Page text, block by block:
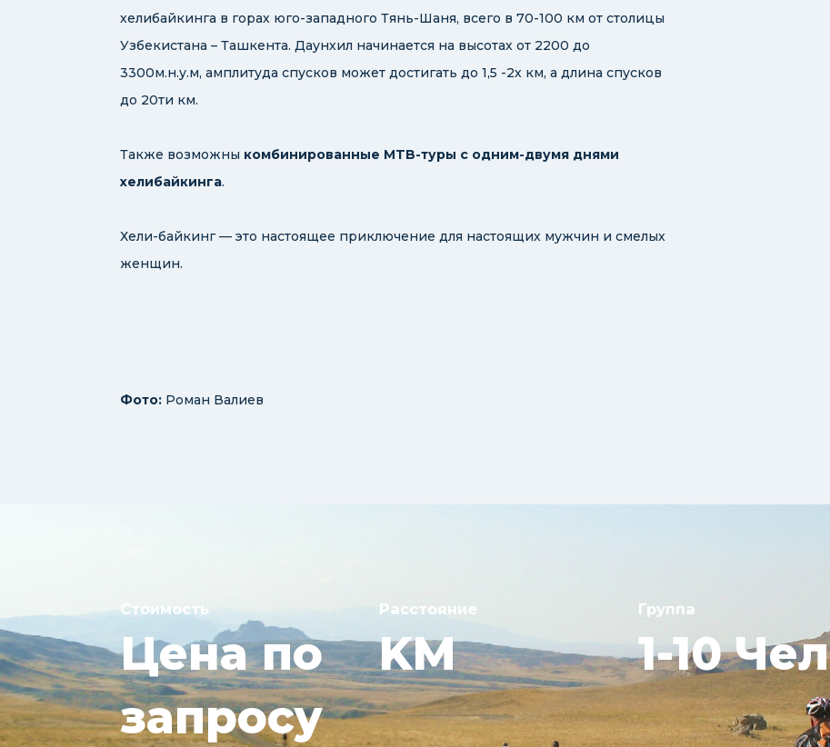
хелибайкинга в горах юго-западного Тянь-Шаня, всего в 70-100 км от столицы
Узбекистана – Ташкента. Даунхил начинается на высотах от 2200 до
3300м.н.у.м, амплитуда спусков может достигать до 1,5 -2х км, а длина спусков
до 20ти км.
Также возможны комбинированные MTB-туры с одним-двумя днями
хелибайкинга.
Хели-байкинг — это настоящее приключение для настоящих мужчин и смелых
женщин.
Фото: Роман Валиев
Стоимость
Цена по
запросу
Расстояние
KM
Группа
1-10 Чел